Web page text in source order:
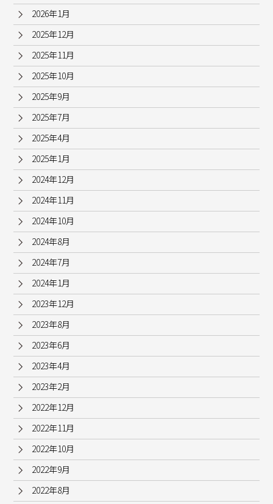
2026年1月
2025年12月
2025年11月
2025年10月
2025年9月
2025年7月
2025年4月
2025年1月
2024年12月
2024年11月
2024年10月
2024年8月
2024年7月
2024年1月
2023年12月
2023年8月
2023年6月
2023年4月
2023年2月
2022年12月
2022年11月
2022年10月
2022年9月
2022年8月